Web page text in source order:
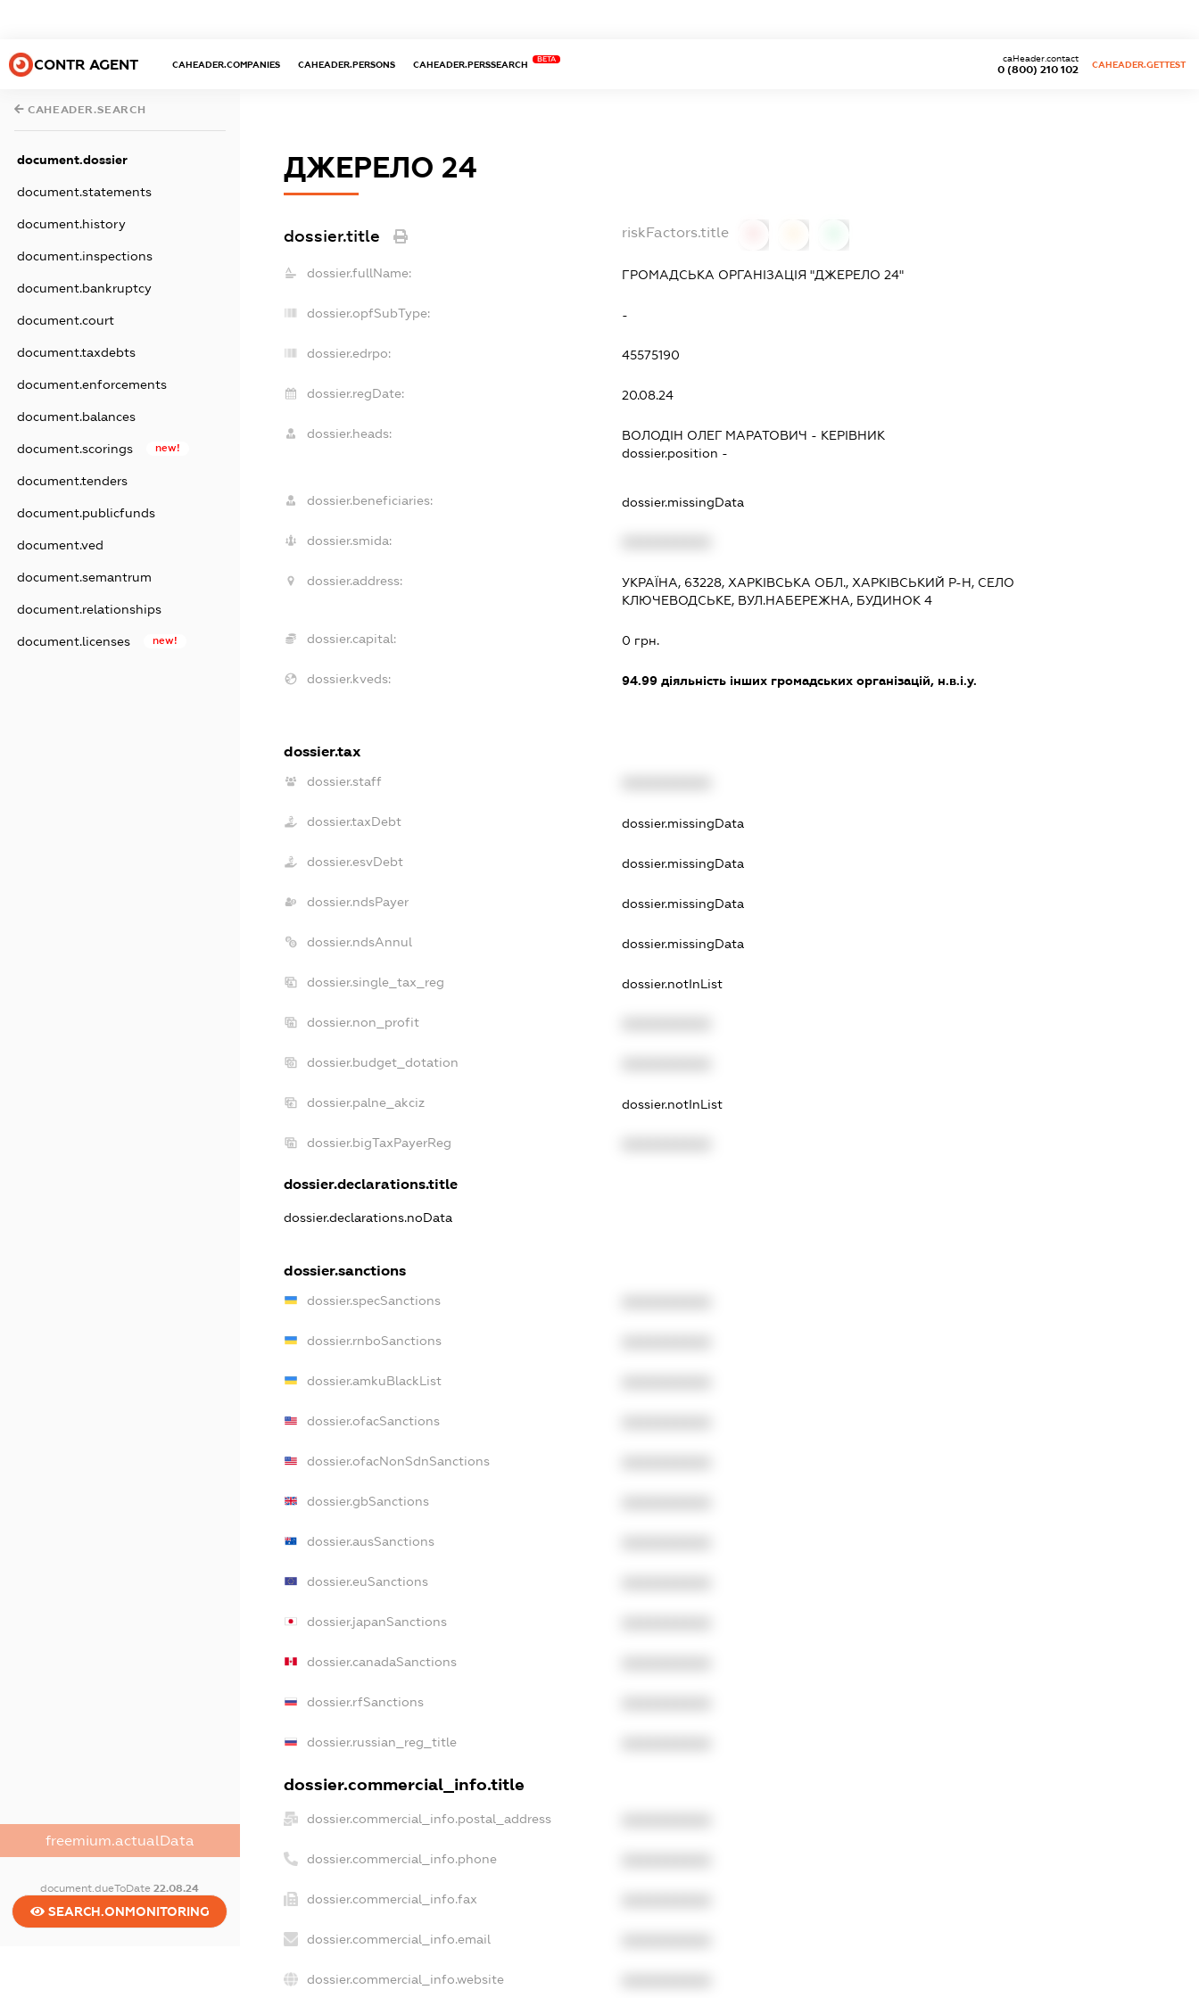
CONTR AGENT CAHEADER.COMPANIES CAHEADER.PERSONS CAHEADER.PERSSEARCH
BETA
0 (800) 210 102
caHeader.contact
CAHEADER.GETTEST
CAHEADER.SEARCH
document.dossier
document.statements
document.history
document.inspections
document.bankruptcy
document.court
document.taxdebts
document.enforcements
document.balances
document.scorings new!
document.tenders
document.publicfunds
document.ved
document.semantrum
document.relationships
document.licenses new!
freemium.actualData
document.dueToDate22.08.24
SEARCH.ONMONITORING
ДЖЕРЕЛО 24
dossier.title riskFactors.title
dossier.fullName: ГРОМАДСЬКА ОРГАНІЗАЦІЯ "ДЖЕРЕЛО 24"
dossier.opfSubType: -
dossier.edrpo: 45575190
dossier.regDate: 20.08.24
dossier.heads: ВОЛОДІН ОЛЕГ МАРАТОВИЧ - КЕРІВНИК
dossier.position -
dossier.beneficiaries: dossier.missingData
dossier.smida:
dossier.address:
УКРАЇНА, 63228, ХАРКІВСЬКА ОБЛ., ХАРКІВСЬКИЙ Р-Н, СЕЛО
КЛЮЧЕВОДСЬКЕ, ВУЛ.НАБЕРЕЖНА, БУДИНОК 4
dossier.capital: 0 грн.
dossier.kveds: 94.99 діяльність інших громадських організацій, н.в.і.у.
dossier.tax
dossier.staff
dossier.taxDebt dossier.missingData
dossier.esvDebt dossier.missingData
dossier.ndsPayer dossier.missingData
dossier.ndsAnnul dossier.missingData
dossier.single_tax_reg dossier.notInList
dossier.non_profit
dossier.budget_dotation
dossier.palne_akciz dossier.notInList
dossier.bigTaxPayerReg
dossier.declarations.title
dossier.declarations.noData
dossier.sanctions
dossier.specSanctions
dossier.rnboSanctions
dossier.amkuBlackList
dossier.ofacSanctions
dossier.ofacNonSdnSanctions
dossier.gbSanctions
dossier.ausSanctions
dossier.euSanctions
dossier.japanSanctions
dossier.canadaSanctions
dossier.rfSanctions
dossier.russian_reg_title
dossier.commercial_info.title
dossier.commercial_info.postal_address
dossier.commercial_info.phone
dossier.commercial_info.fax
dossier.commercial_info.email
dossier.commercial_info.website